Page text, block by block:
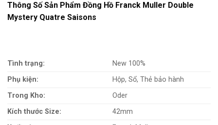
Thông Số Sản Phẩm Đồng Hồ Franck Muller Double
Mystery Quatre Saisons
Tình trạng:
New 100%
Phụ kiện:
Hộp, Sổ, Thẻ bảo hành
Trong Kho:
Oder
Kích thước Size:
42mm